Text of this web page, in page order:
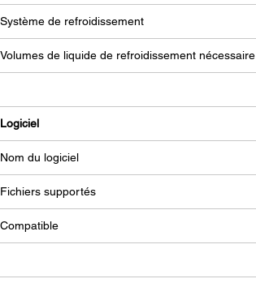
Système de refroidissement
Volumes de liquide de refroidissement nécessaire
Logiciel
Nom du logiciel
Fichiers supportés
Compatible